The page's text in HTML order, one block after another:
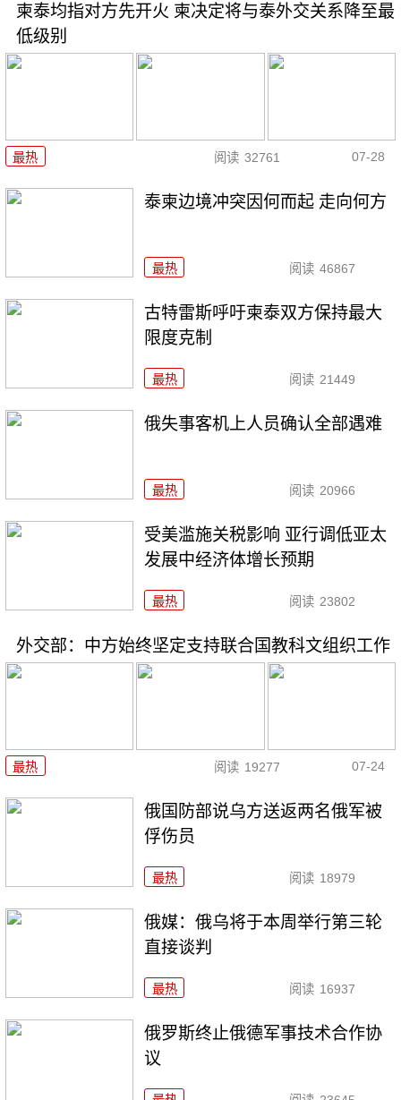
柬泰均指对方先开火 柬决定将与泰外交关系降至最
低级别
最热 阅读 32761 07-28
泰柬边境冲突因何而起 走向何方
最热 阅读 46867
古特雷斯呼吁柬泰双方保持最大
限度克制
最热 阅读 21449
俄失事客机上人员确认全部遇难
最热 阅读 20966
受美滥施关税影响 亚行调低亚太
发展中经济体增长预期
最热 阅读 23802
外交部：中方始终坚定支持联合国教科文组织工作
最热 阅读 19277 07-24
俄国防部说乌方送返两名俄军被
俘伤员
最热 阅读 18979
俄媒：俄乌将于本周举行第三轮
直接谈判
最热 阅读 16937
俄罗斯终止俄德军事技术合作协
议